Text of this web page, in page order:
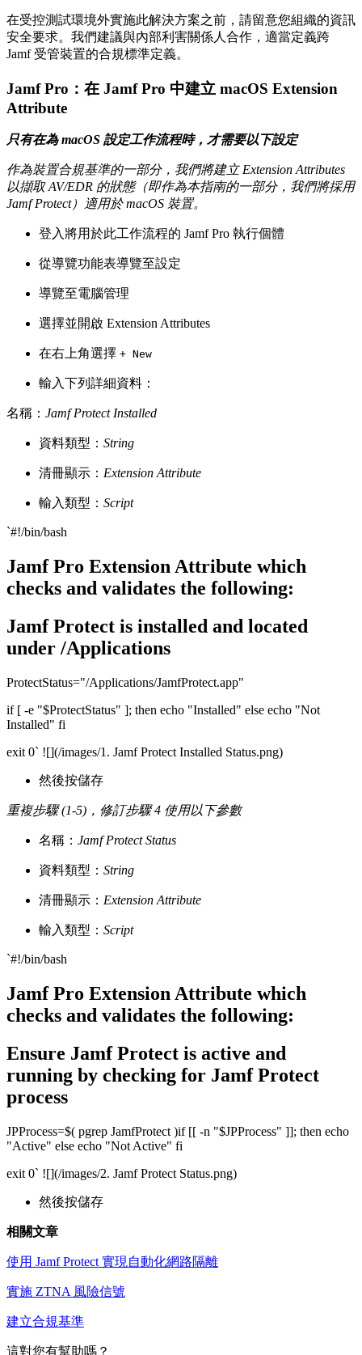
在受控測試環境外實施此解決方案之前，請留意您組織的資訊
安全要求。我們建議與內部利害關係人合作，適當定義跨
Jamf 受管裝置的合規標準定義。
Jamf Pro：在 Jamf Pro 中建立 macOS Extension
Attribute
只有在為 macOS 設定工作流程時，才需要以下設定
作為裝置合規基準的一部分，我們將建立 Extension Attributes
以擷取 AV/EDR 的狀態（即作為本指南的一部分，我們將採用
Jamf Protect）適用於 macOS 裝置。
登入將用於此工作流程的 Jamf Pro 執行個體
從導覽功能表導覽至設定
導覽至電腦管理
選擇並開啟 Extension Attributes
在右上角選擇 + New
輸入下列詳細資料：
名稱： Jamf Protect Installed
資料類型： String
清冊顯示： Extension Attribute
輸入類型： Script
`#!/bin/bash
Jamf Pro Extension Attribute which
checks and validates the following:
Jamf Protect is installed and located
under /Applications
ProtectStatus="/Applications/JamfProtect.app"
if [ -e "$ProtectStatus" ]; then echo "Installed" else echo "Not
Installed" fi
exit 0` ![](/images/1. Jamf Protect Installed Status.png)
然後按儲存
重複步驟 (1-5)，修訂步驟 4 使用以下參數
名稱： Jamf Protect Status
資料類型： String
清冊顯示： Extension Attribute
輸入類型： Script
`#!/bin/bash
Jamf Pro Extension Attribute which
checks and validates the following:
Ensure Jamf Protect is active and
running by checking for Jamf Protect
process
JPProcess=$( pgrep JamfProtect ) ​ if [[ -n "$JPProcess" ]]; then echo
"Active" else echo "Not Active" fi
exit 0` ![](/images/2. Jamf Protect Status.png)
然後按儲存
相關文章
使用 Jamf Protect 實現自動化網路隔離
實施 ZTNA 風險信號
建立合規基準
這對您有幫助嗎？